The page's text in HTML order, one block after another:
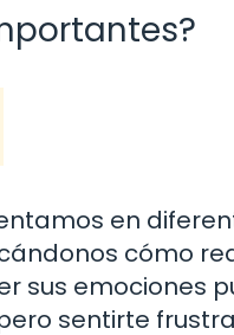
en
cómo
sus emociones
sentirte